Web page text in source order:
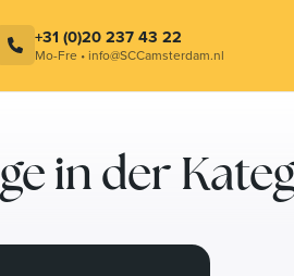
+31 (0)20 237 43 22
Mo-Fre • info@SCCamsterdam.nl
in der